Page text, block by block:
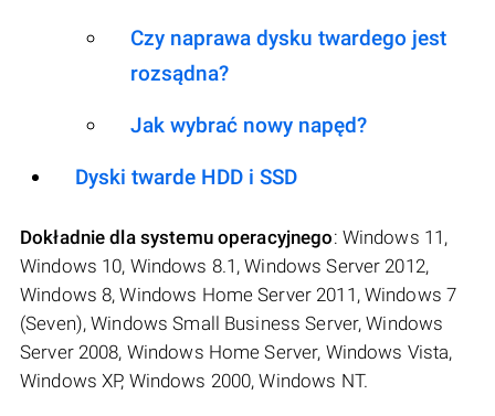
Czy naprawa dysku twardego jest
rozsądna?
Jak wybrać nowy napęd?
Dyski twarde HDD i SSD
Dokładnie dla systemu operacyjnego: Windows 11,
Windows 10, Windows 8.1, Windows Server 2012,
Windows 8, Windows Home Server 2011, Windows 7
(Seven), Windows Small Business Server, Windows
Server 2008, Windows Home Server, Windows Vista,
Windows XP, Windows 2000, Windows NT.